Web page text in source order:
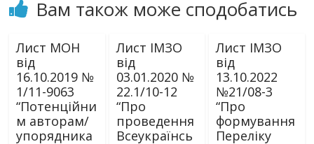
Вам також може сподобатись
Лист МОН
від
16.10.2019 №
1/11-9063
“Потенційни
м авторам/
упорядника
Лист ІМЗО
від
03.01.2020 №
22.1/10-12
“Про
проведення
Всеукраїнсь
Лист ІМЗО
від
13.10.2022
№21/08-3
“Про
формування
Переліку